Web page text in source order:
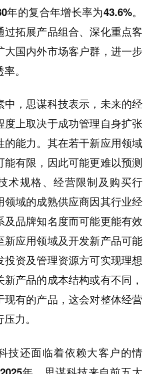
年的复合年增长率为43.6%。
过拓展产品组合、深化重点客
大国内外市场客户群，进一步
。
中，思谋科技表示，未来的经
度上取决于成功管理自身扩张
的能力。其在若干新应用领域
能有限，因此可能更难以预测
术规格、经营限制及购买行
领域的成熟供应商因其行业经
及品牌知名度而可能更能有效
新应用领域及开发新产品可能
投资及管理资源方可实现理想
产品的成本结构或有不同，
现有的产品，这会对整体经营
力。
技还面临着依赖大客户的情